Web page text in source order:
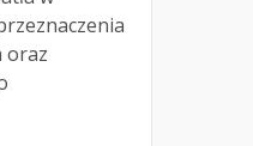
oraz